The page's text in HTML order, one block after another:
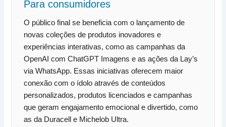
Para consumidores
O público final se beneficia com o lançamento de
novas coleções de produtos inovadores e
experiências interativas, como as campanhas da
OpenAI com ChatGPT Imagens e as ações da Lay’s
via WhatsApp. Essas iniciativas oferecem maior
conexão com o ídolo através de conteúdos
personalizados, produtos licenciados e campanhas
que geram engajamento emocional e divertido, como
as da Duracell e Michelob Ultra.